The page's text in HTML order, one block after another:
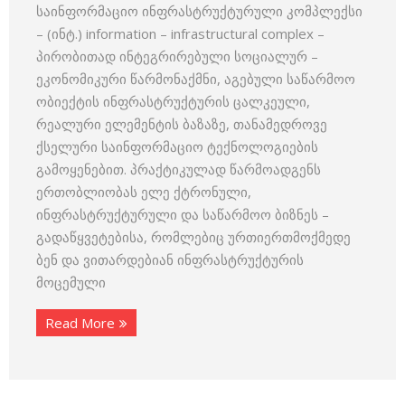
საინფორმაციო ინფრასტრუქტურული კომპლექსი
– (ინტ.) information – infrastructural complex –
პირობითად ინტეგრირებული სოციალურ –
ეკონომიკური წარმონაქმნი, აგებული საწარმოო
ობიექტის ინფრასტრუქტურის ცალკეული,
რეალური ელემენტის ბაზაზე, თანამედროვე
ქსელური საინფორმაციო ტექნოლოგიების
გამოყენებით. პრაქტიკულად წარმოადგენს
ერთობლიობას ელე ქტრონული,
ინფრასტრუქტურული და საწარმოო ბიზნეს –
გადაწყვეტებისა, რომლებიც ურთიერთმოქმედე
ბენ და ვითარდებიან ინფრასტრუქტურის
მოცემული
Read More